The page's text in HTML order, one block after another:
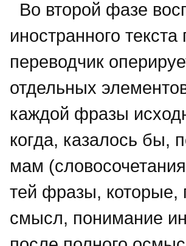
Во второй фазе
иностранного
переводчик
отдельных
каждой фразы
когда, казалось бы,
мам
тей фразы, которые,
смысл, понимание